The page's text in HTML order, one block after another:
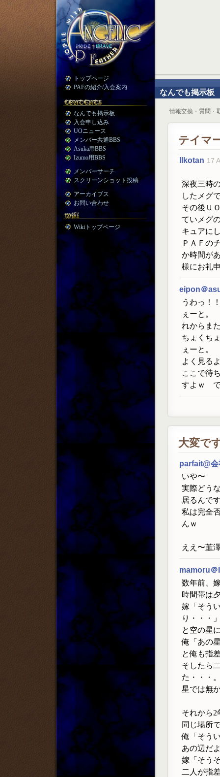
トップページ
PAFの紹介/入会案内
なんでも掲示板
入会申し込み
UOニュース
メンバー共通BBS
Asuka用BBS
Izumo用BBS
メンバーサーチ
スクリーンショット投稿
アーカイブス
お問い合わせ
Wikiトップページ
なんでも掲示板
情報交換・質問・
テイマ
IIkotan 17
深夜三時
したメグ
その後Ｕ
ていメグ
キュアに
ＰＡＦの
か時間が
様にお礼
eipon＠
うわっ！
ぇーと。
れからま
ちょくち
ぇーと。
よく見る
ここで待
すよｗ
大変で
parfait@会
いや〜
実際どう
居るんで
私は完全
んｗ
ええ〜韮
mamoru
数年前、
時間帯は
嫁「そう
り・・・
と空の星
俺「あの
と俺も指
そしたら
た・・・
星では無
それから
同じ場所
俺「そう
あの辺だ
嫁「そう
二人が指